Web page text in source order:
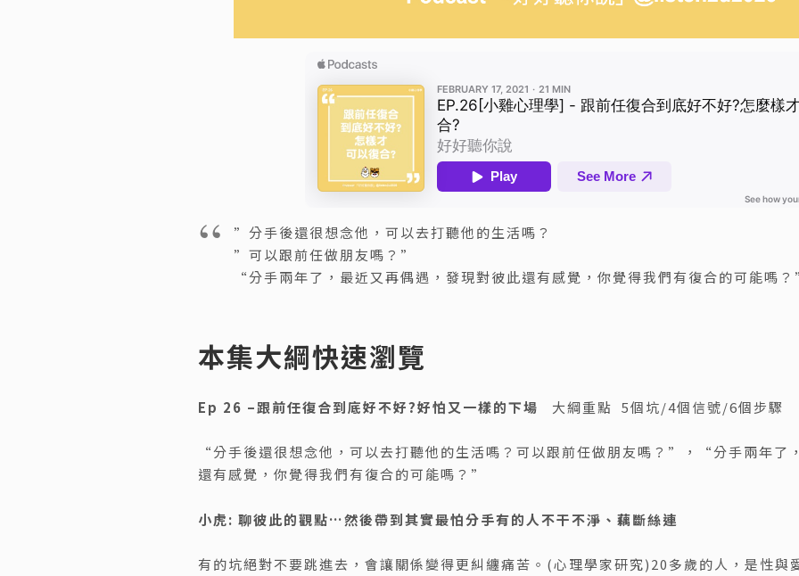
”分手後還很想念他，可以去打聽他的生活嗎？
”可以跟前任做朋友嗎？”
“分手兩年了，最近又再偶遇，發現對彼此還有感覺，你覺得我們有復合的可能嗎
本集大綱快速瀏覽
Ep 26 –跟前任復合到底好不好?好怕又一樣的下場 大綱重點 5個坑/4個信號/6個步驟
“分手後還很想念他，可以去打聽他的生活嗎？可以跟前任做朋友嗎？”，“分手兩年了
還有感覺，你覺得我們有復合的可能嗎？”
小虎: 聊彼此的觀點…然後帶到其實最怕分手有的人不干不淨、藕斷絲連
有的坑絕對不要跳進去，會讓關係變得更糾纏痛苦。(心理學家研究)20多歲的人，是性與